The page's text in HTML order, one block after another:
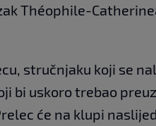
Théophile-
stručnjaku koji se
bi uskoro trebao
će na klupi